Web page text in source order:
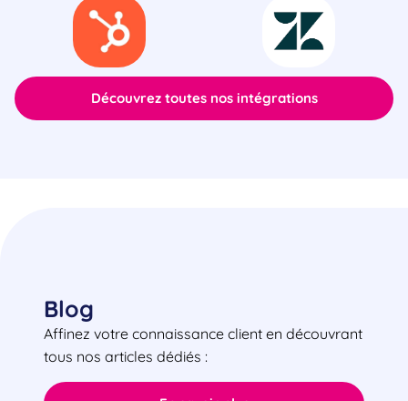
Découvrez toutes nos intégrations
Blog
Affinez votre connaissance client en découvrant
tous nos articles dédiés :